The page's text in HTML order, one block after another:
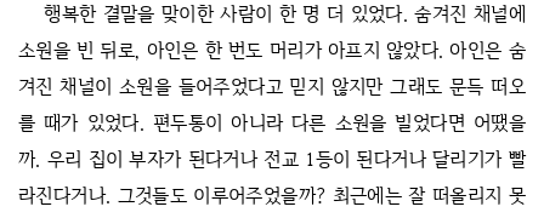
행복한 결말을 맞이한 사람이 한 명 더 있었다. 숨겨진 채널에
소원을 빈 뒤로, 아인은 한 번도 머리가 아프지 않았다. 아인은 숨
겨진 채널이 소원을 들어주었다고 믿지 않지만 그래도 문득 떠오
를 때가 있었다. 편두통이 아니라 다른 소원을 빌었다면 어땠을
까. 우리 집이 부자가 된다거나 전교 1등이 된다거나 달리기가 빨
라진다거나. 그것들도 이루어주었을까? 최근에는 잘 떠올리지 못